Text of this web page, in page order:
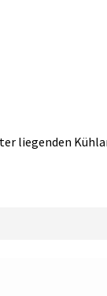
liegenden